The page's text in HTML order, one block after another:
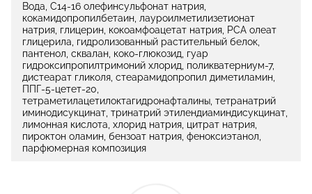
Вода, C14-16 олефинсульфонат натрия,
кокамидопропилбетаин, лауроилметилизетионат
натрия, глицерин, кокоамфоацетат натрия, PCA олеат
глицерила, гидролизованный растительный белок,
пантенол, сквалан, коко-глюкозид, гуар
гидроксипропилтримоний хлорид, поликватерниум-7,
дистеарат гликоля, стеарамидопропил диметиламин,
ППГ-5-цетет-20,
тетраметилацетилоктагидронафталины, тетранатрий
иминодисукцинат, тринатрий этилендиаминдисукцинат,
лимонная кислота, хлорид натрия, цитрат натрия,
пироктон оламин, бензоат натрия, феноксиэтанол,
парфюмерная композиция